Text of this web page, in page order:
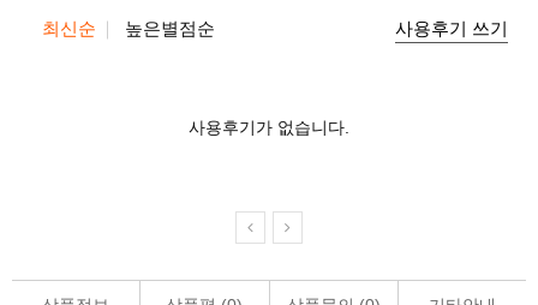
최신순 높은별점순 사용후기 쓰기
사용후기가 없습니다.